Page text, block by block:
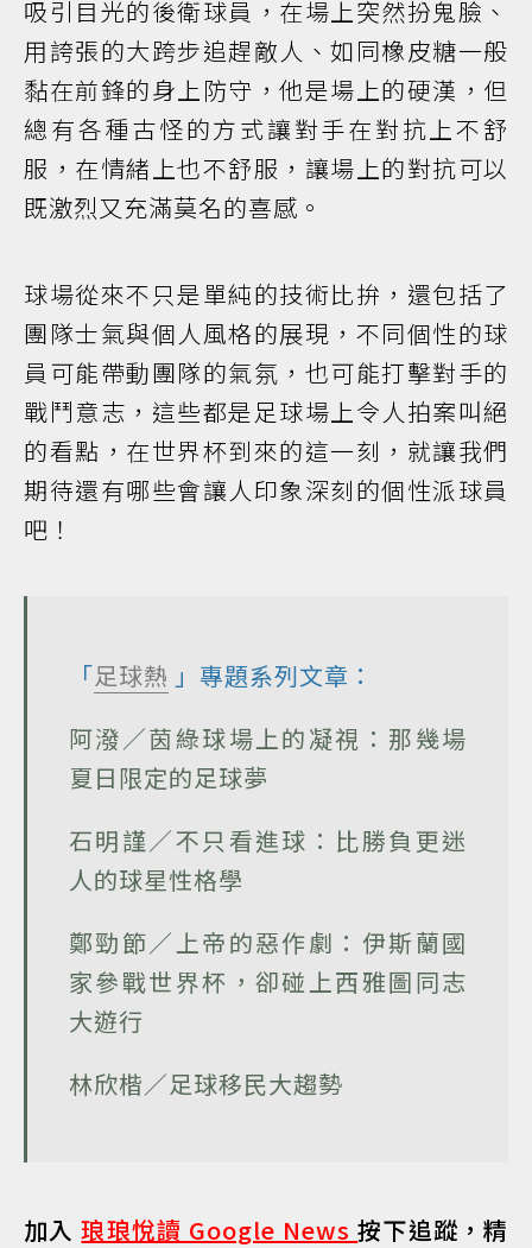
吸引目光的後衛球員，在場上突然扮鬼臉、
用誇張的大跨步追趕敵人、如同橡皮糖一般
黏在前鋒的身上防守，他是場上的硬漢，但
總有各種古怪的方式讓對手在對抗上不舒
服，在情緒上也不舒服，讓場上的對抗可以
既激烈又充滿莫名的喜感。
球場從來不只是單純的技術比拚，還包括了
團隊士氣與個人風格的展現，不同個性的球
員可能帶動團隊的氣氛，也可能打擊對手的
戰鬥意志，這些都是足球場上令人拍案叫絕
的看點，在世界杯到來的這一刻，就讓我們
期待還有哪些會讓人印象深刻的個性派球員
吧！
「足球熱 」專題系列文章：
阿潑／茵綠球場上的凝視：那幾場
夏日限定的足球夢
石明謹／不只看進球：比勝負更迷
人的球星性格學
鄭勁節／上帝的惡作劇：伊斯蘭國
家參戰世界杯，卻碰上西雅圖同志
大遊行
林欣楷／足球移民大趨勢
加入琅琅悅讀 Google News按下追蹤，精